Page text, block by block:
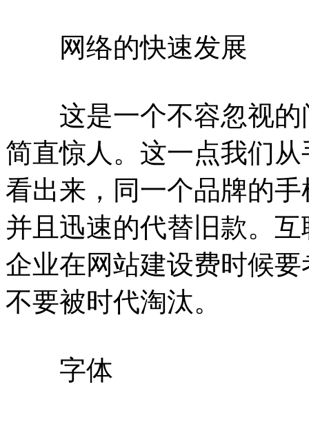
网络的快速发展
这是一个不容忽视的
简直惊人。这一点我们
看出来，同一个品牌的
并且迅速的代替旧款。
企业在网站建设费时候
不要被时代淘汰。
字体